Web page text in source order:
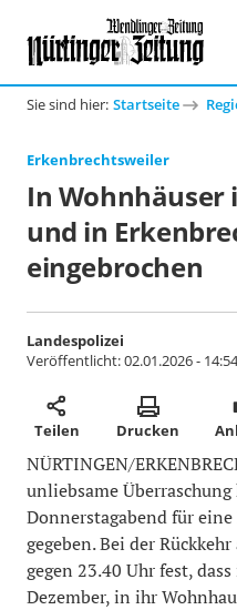
Sie sind hier: Startseite
Erkenbrechtsweiler
In Wohnhäuser
und in
eingebrochen
Landespolizei
Veröffentlicht:02.01.2026 - 14:54
Teilen Drucken
NÜRTINGEN/
unliebsame Überraschung
Donnerstagabend für
gegeben. Bei der
gegen 23.40 Uhr fest,
Dezember, in ihr